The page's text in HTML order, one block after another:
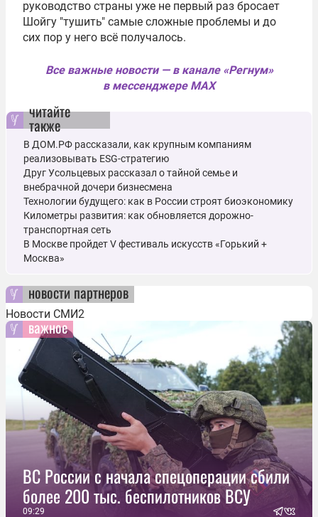
руководство страны уже не первый раз бросает
Шойгу "тушить" самые сложные проблемы и до
сих пор у него всё получалось.
Все важные новости — в канале «Регнум»
в мессенджере MAX
читайте
также
В ДОМ.РФ рассказали, как крупным компаниям
реализовывать ESG-стратегию
Друг Усольцевых рассказал о тайной семье и
внебрачной дочери бизнесмена
Технологии будущего: как в России строят биоэкономику
Километры развития: как обновляется дорожно-
транспортная сеть
В Москве пройдет V фестиваль искусств «Горький +
Москва»
новости партнеров
Новости СМИ2
важное
ВС России с начала спецоперации сбили
более 200 тыс. беспилотников ВСУ
09:29